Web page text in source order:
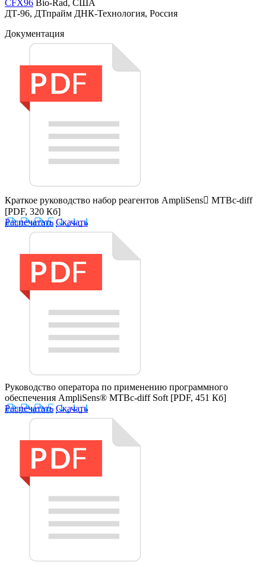
CFX96 Bio-Rad, США
ДТ-96, ДТпрайм ДНК-Технология, Россия
Документация
Краткое руководство набор реагентов AmpliSens MTBc-diff
[PDF, 320 Кб]
Распечатать Скачать
Руководство оператора по применению программного
обеспечения AmpliSens® MTBc-diff Soft [PDF, 451 Кб]
Распечатать Скачать